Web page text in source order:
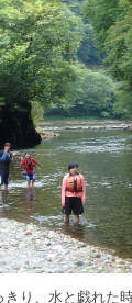
り、水と戯れた